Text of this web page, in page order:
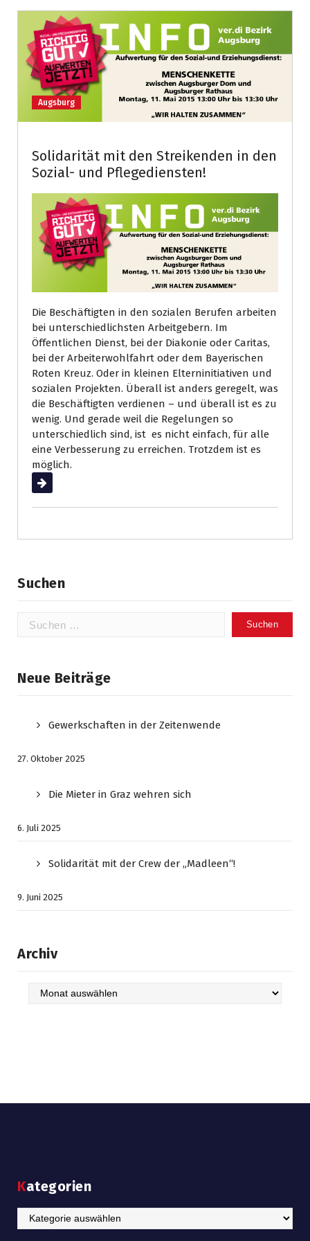
Augsburg
Solidarität mit den Streikenden in den
Sozial- und Pflegediensten!
Die Beschäftigten in den sozialen Berufen arbeiten
bei unterschiedlichsten Arbeitgebern. Im
Öffentlichen Dienst, bei der Diakonie oder Caritas,
bei der Arbeiterwohlfahrt oder dem Bayerischen
Roten Kreuz. Oder in kleinen Elterninitiativen und
sozialen Projekten. Überall ist anders geregelt, was
die Beschäftigten verdienen – und überall ist es zu
wenig. Und gerade weil die Regelungen so
unterschiedlich sind, ist es nicht einfach, für alle
eine Verbesserung zu erreichen. Trotzdem ist es
möglich.
Weiterlesen
Suchen
Suchen
Neue Beiträge
Gewerkschaften in der Zeitenwende
27. Oktober 2025
Die Mieter in Graz wehren sich
6. Juli 2025
Solidarität mit der Crew der „Madleen“!
9. Juni 2025
Archiv
Archiv
Kategorien
Kategorien